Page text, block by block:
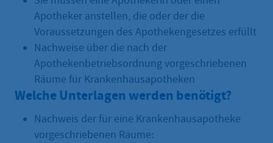
Apotheker anstellen, die oder der die
Voraussetzungen des Apothekengesetzes erfüllt
Nachweise über die nach der
Apothekenbetriebsordnung vorgeschriebenen
Räume für Krankenhausapotheken
Welche Unterlagen werden benötigt?
Nachweis der für eine Krankenhausapotheke
vorgeschriebenen Räume: